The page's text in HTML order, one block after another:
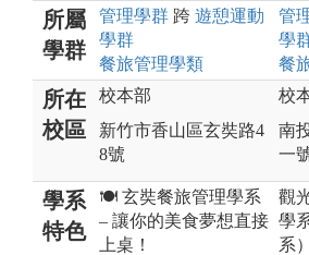
所屬
學群
管理學群 跨 遊憩運動
學群
餐旅管理學類
管
學
餐
所在
校區
校本部
新竹市香山區玄奘路4
8號
校
南
一
學系
特色
🍽️ 玄奘餐旅管理學系
– 讓你的美食夢想直接
上桌！
觀
學
系